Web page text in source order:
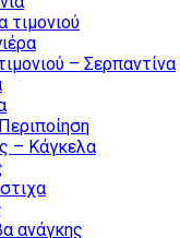
τιμονιού
– Σερπαντίνα
– Κάγκελα
ανάγκης